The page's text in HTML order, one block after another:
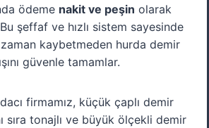
ödeme nakit ve peşin olarak
şeffaf ve hızlı sistem sayesinde
kaybetmeden hurda demir
güvenle tamamlar.
firmamız, küçük çaplı demir
sıra tonajlı ve büyük ölçekli demir